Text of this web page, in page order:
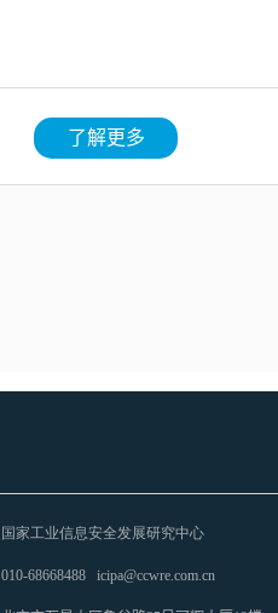
了解更多
国家工业信息安全发展研究中心
010-68668488 icipa@ccwre.com.cn